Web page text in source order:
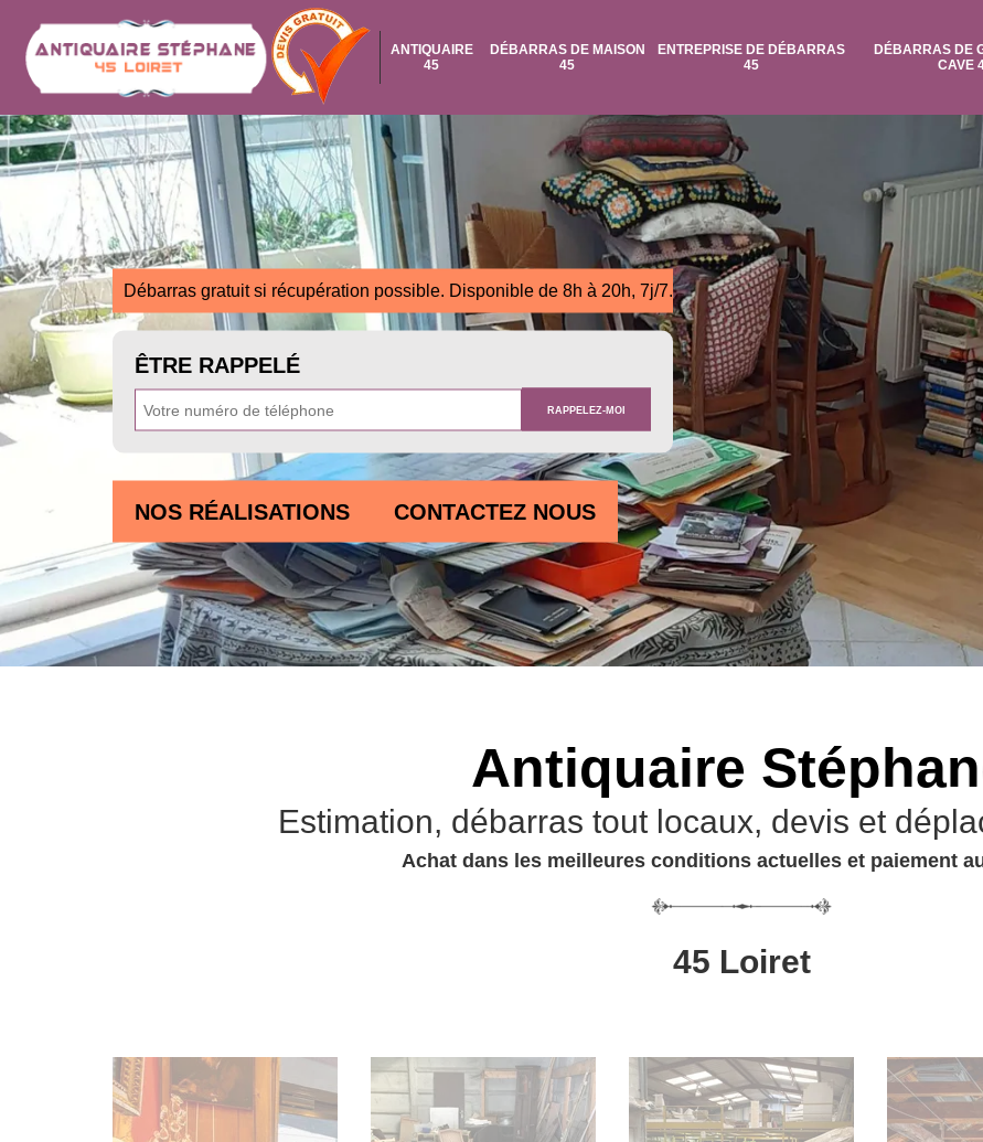
ANTIQUAIRE
45
DÉBARRAS DE MAISON
45
ENTREPRISE DE DÉBARRAS
45
DÉBARRAS DE
CAVE
Débarras gratuit si récupération possible. Disponible de 8h à 20h, 7j/7.
ÊTRE RAPPELÉ
NOS RÉALISATIONS CONTACTEZ NOUS
Antiquaire
Estimation, débarras tout locaux, devis et
Achat dans les meilleures conditions actuelles et paiement
45 Loiret